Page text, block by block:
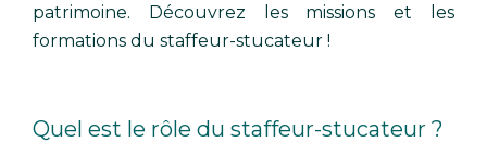
patrimoine. Découvrez les missions et les
formations du staffeur-stucateur !
Quel est le rôle du staffeur-stucateur ?